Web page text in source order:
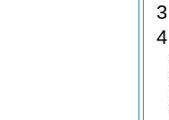
3
4